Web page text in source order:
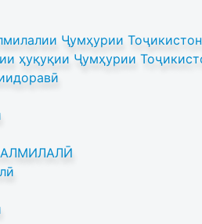
Ҷумҳурии
ҳуқуқии Ҷумҳурии